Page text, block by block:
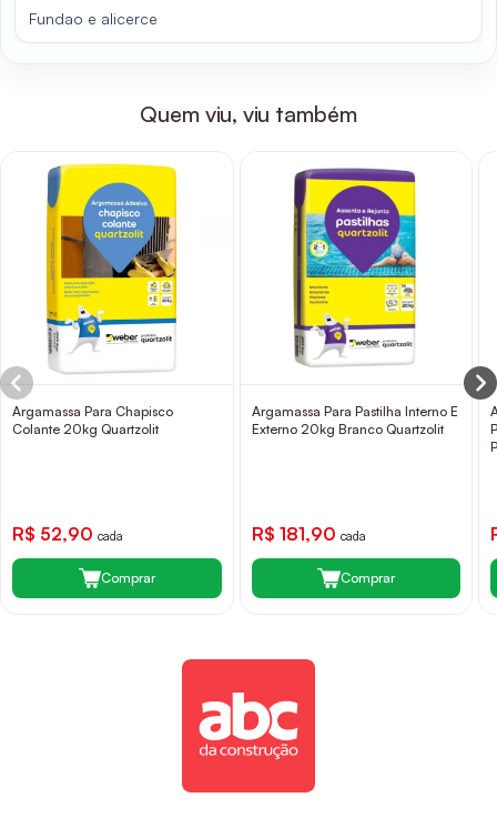
Fundao e alicerce
Quem viu, viu também
Argamassa Para Chapisco
Colante 20kg Quartzolit
R$ 52,90 cada
Comprar
Argamassa Para Pastilha Interno E
Externo 20kg Branco Quartzolit
R$ 181,90 cada
Comprar